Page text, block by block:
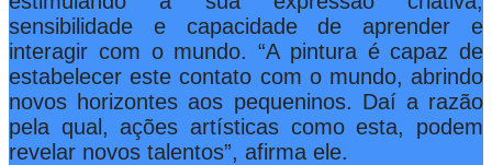
sensibilidade e capacidade de aprender e
interagir com o mundo. “A pintura é capaz de
estabelecer este contato com o mundo, abrindo
novos horizontes aos pequeninos. Daí a razão
pela qual, ações artísticas como esta, podem
revelar novos talentos”, afirma ele.